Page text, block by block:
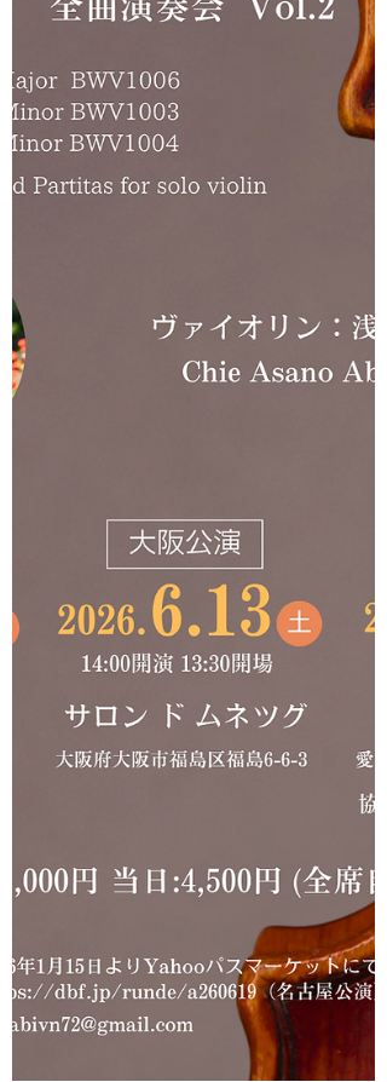
も安定感抜群の、スケールの大きい演奏をさ
れていて、凄すぎると思いました。。 全て
の演奏会が素晴らしかったので、本当はそれ
ぞれ言及したいのですが、とても文字数が足
りなくなるので、残念です。。 私は、室内
楽に慣れていないので、チェロの山崎伸子先
生が演奏会直前まで色々教えてくださり、本
た。 こちらに載せたのは、そのほんの一部
です。 会場になったHalle Rundeの代表であ
る、村林基彦さんと奥様が、演奏者が演奏に